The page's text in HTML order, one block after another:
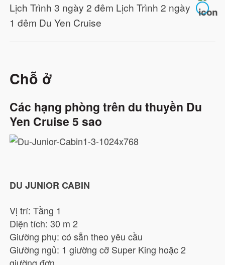
Lịch Trình 3 ngày 2 đêm Lịch Trình 2 ngày
1 đêm Du Yen Cruise
Chỗ ở
Các hạng phòng trên du thuyền Du
Yen Cruise 5 sao
DU JUNIOR CABIN
Vị trí: Tầng 1
Diện tích: 30 m 2
Giường phụ: có sẵn theo yêu cầu
Giường ngủ: 1 giường cỡ Super King hoặc 2